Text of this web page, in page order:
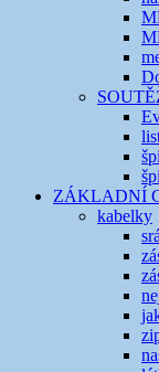
ZÁKLADNÍ
kabelky